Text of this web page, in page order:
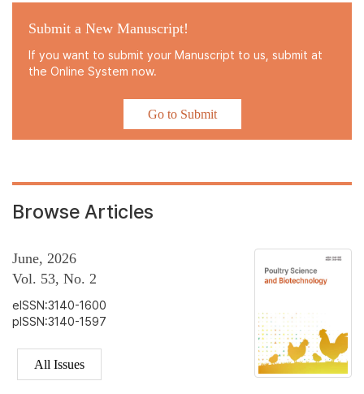
Submit a New Manuscript!
If you want to submit your Manuscript to us, submit at
the Online System now.
Go to Submit
Browse Articles
June, 2026
Vol. 53, No. 2
eISSN:3140-1600
pISSN:3140-1597
All Issues